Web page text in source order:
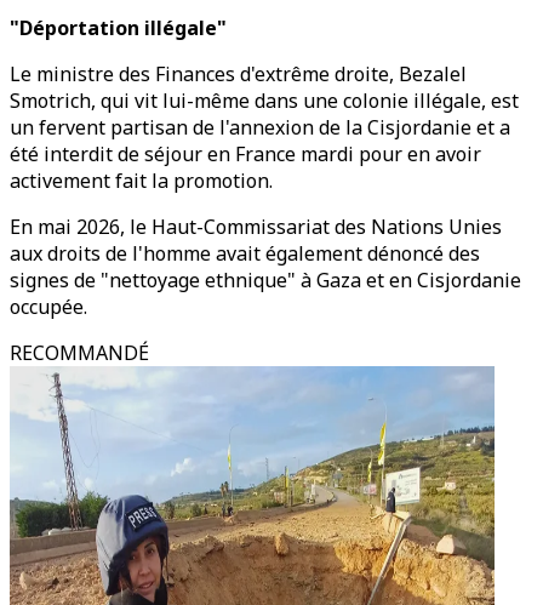
"Déportation illégale"
Le ministre des Finances d'extrême droite, Bezalel
Smotrich, qui vit lui-même dans une colonie illégale, est
un fervent partisan de l'annexion de la Cisjordanie et a
été interdit de séjour en France mardi pour en avoir
activement fait la promotion.
En mai 2026, le Haut-Commissariat des Nations Unies
aux droits de l'homme avait également dénoncé des
signes de "nettoyage ethnique" à Gaza et en Cisjordanie
occupée.
RECOMMANDÉ